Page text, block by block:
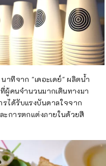
าทีจาก "เดอะเดย์" ผลิตน้ำ
ผู้คนจำนวนมากเดินทางมา
ได้รับแรงบันดาลใจจาก
ะการตกแต่งภายในด้วยสี